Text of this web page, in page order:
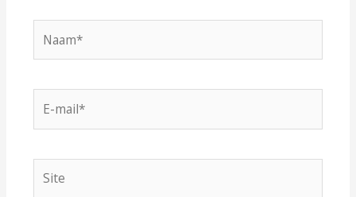
mail*